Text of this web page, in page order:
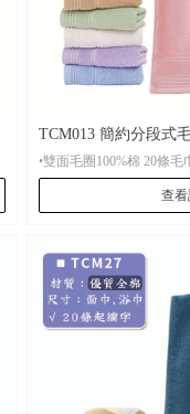
TCM013 簡約分段式
實用
•雙面毛圈100%
•材 質： 雙面毛圈品質
•尺 寸：固定尺寸35*75CM及大浴巾70*140CM，圖
中顏色選擇
•包 裝： 每條全新獨立OPP包裝袋，可按客人要求
選用特別禮品包裝
•打 辦： 繡花可打辦。
查